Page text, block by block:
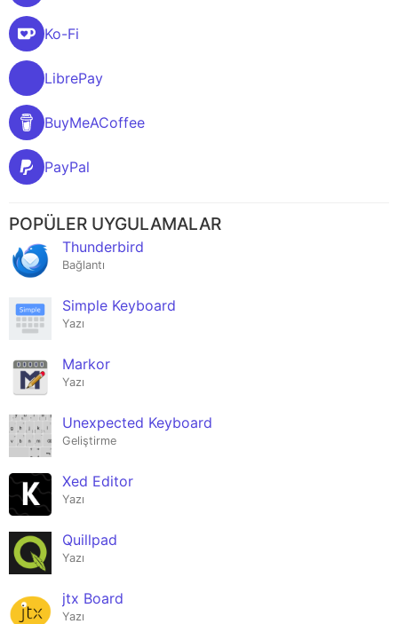
Ko-Fi
LibrePay
BuyMeACoffee
PayPal
POPÜLER UYGULAMALAR
Thunderbird
Bağlantı
Simple Keyboard
Yazı
Markor
Yazı
Unexpected Keyboard
Geliştirme
Xed Editor
Yazı
Quillpad
Yazı
jtx Board
Yazı